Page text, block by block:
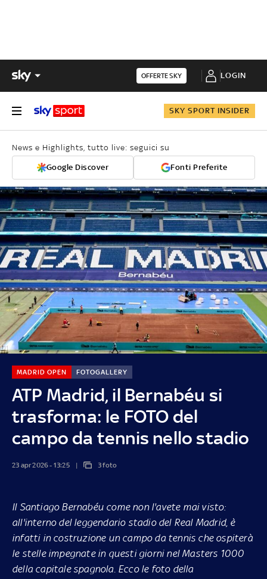
OFFERTE SKY LOGIN
SKY SPORT INSIDER
News e Highlights, tutto live: seguici su
Google Discover Fonti Preferite
ATP Madrid, il Bernabéu si
trasforma: le FOTO del
campo da tennis nello stadio
MADRID OPEN FOTOGALLERY
23 apr 2026 - 13:25 3 foto
Il Santiago Bernabéu come non l'avete mai visto:
all'interno del leggendario stadio del Real Madrid, è
infatti in costruzione un campo da tennis che ospiterà
le stelle impegnate in questi giorni nel Masters 1000
della capitale spagnola. Ecco le foto della